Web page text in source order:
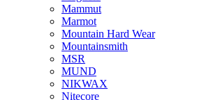
Mammut
Marmot
Mountain Hard Wear
Mountainsmith
MSR
MUND
NIKWAX
Nitecore